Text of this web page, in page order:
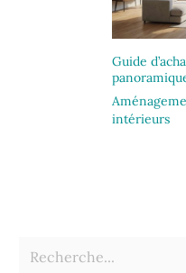
Guide
intérieurs